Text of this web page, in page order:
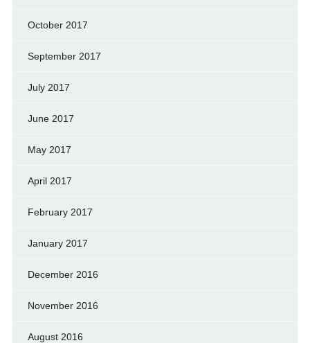
October 2017
September 2017
July 2017
June 2017
May 2017
April 2017
February 2017
January 2017
December 2016
November 2016
August 2016